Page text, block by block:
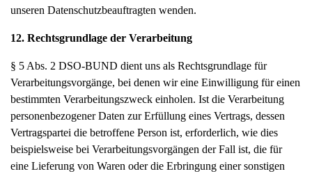
unseren Datenschutzbeauftragten wenden.
12. Rechtsgrundlage der Verarbeitung
§ 5 Abs. 2 DSO-BUND dient uns als Rechtsgrundlage für
Verarbeitungsvorgänge, bei denen wir eine Einwilligung für einen
bestimmten Verarbeitungszweck einholen. Ist die Verarbeitung
personenbezogener Daten zur Erfüllung eines Vertrags, dessen
Vertragspartei die betroffene Person ist, erforderlich, wie dies
beispielsweise bei Verarbeitungsvorgängen der Fall ist, die für
eine Lieferung von Waren oder die Erbringung einer sonstigen